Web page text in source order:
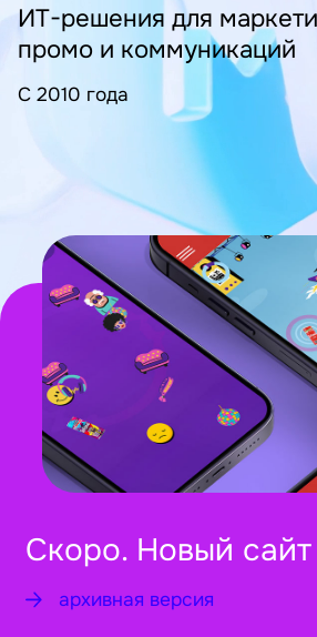
ИТ-решения для
промо и коммуникаций
C 2010 года
Скоро. Новый сайт
архивная версия